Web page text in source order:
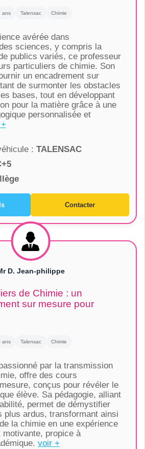
ans Talensac Chimie
avérée dans
sciences, y compris la
publics variés, ce professeur
particuliers de chimie. Son
un encadrement sur
de surmonter les obstacles
bases, tout en développant
pour la matière grâce à une
personnalisée et
: TALENSAC
Contacter
D. Jean-philippe
de Chimie : un
sur mesure pour
ans Talensac Chimie
par la transmission
offre des cours
conçus pour révéler le
élève. Sa pédagogie, alliant
permet de démystifier
plus ardus, transformant ainsi
la chimie en une expérience
propice à
voir +